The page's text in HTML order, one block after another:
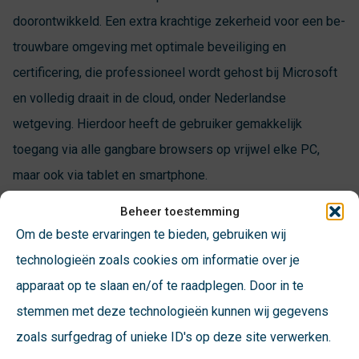
Beheer toestemming
Om de beste ervaringen te bieden, gebruiken wij
technologieën zoals cookies om informatie over je
apparaat op te slaan en/of te raadplegen. Door in te
stemmen met deze technologieën kunnen wij gegevens
zoals surfgedrag of unieke ID's op deze site verwerken.
doorontwikkeld. Een extra krachtige zekerheid voor een be-
trouwbare omgeving met optimale beveiliging en
certificering, die professioneel wordt gehost bij Microsoft
en volledig draait in de cloud, onder Nederlandse
wetgeving. Hierdoor heeft de gebruiker gemakkelijk
toegang via alle gangbare browsers op vrijwel elke PC,
maar ook via tablet en smartphone.
Ontsluiting van uw gegevens
De applicatie vormt een robuuste basis met een goede
importeren en exporteren van gegevens naar bijvoorbeeld